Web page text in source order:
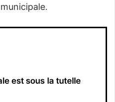
est sous la tutelle